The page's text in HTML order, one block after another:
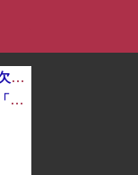
ひろゆき氏の妻・西村ゆか氏、新党結成巡る”ブチギレ”投稿を謝罪「配慮に欠けた行動でした」 夫婦で投稿
軟体動物みたいに柔らかい手を持つ人、話題にｗｗｗｗ「脳が理解を拒む」「ミギー」